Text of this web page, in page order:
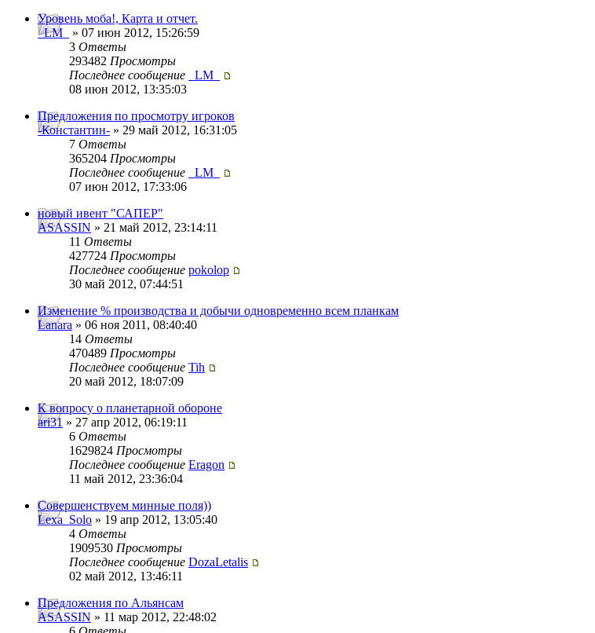
Уровень моба!, Карта и отчет.
_LM_
» 07 июн 2012, 15:26:59
3 Ответы
293482 Просмотры
Последнее сообщение
_LM_
08 июн 2012, 13:35:03
Предложения по просмотру игроков
-Константин- » 29 май 2012, 16:31:05
7 Ответы
365204 Просмотры
Последнее сообщение
_LM_
07 июн 2012, 17:33:06
новый ивент "САПЕР"
ASASSIN » 21 май 2012, 23:14:11
11 Ответы
427724 Просмотры
Последнее сообщение pokolop
30 май 2012, 07:44:51
Изменение % производства и добычи одновременно всем планкам
Lanara » 06 ноя 2011, 08:40:40
14 Ответы
470489 Просмотры
Последнее сообщение Tih
20 май 2012, 18:07:09
К вопросу о планетарной обороне
ari31 » 27 апр 2012, 06:19:11
6 Ответы
1629824 Просмотры
Последнее сообщение Eragon
11 май 2012, 23:36:04
Совершенствуем минные поля))
Lexa_Solo » 19 апр 2012, 13:05:40
4 Ответы
1909530 Просмотры
Последнее сообщение DozaLetalis
02 май 2012, 13:46:11
Предложения по Альянсам
ASASSIN » 11 мар 2012, 22:48:02